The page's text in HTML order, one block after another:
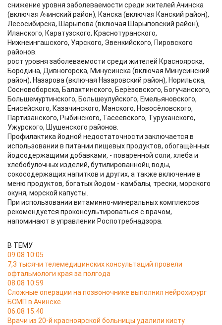
снижение уровня заболеваемости среди жителей Ачинска
(включая Ачинский район), Канска (включая Канский район),
Лесосибирска, Шарыпова (включая Шарыповский район),
Иланского, Каратузского, Краснотуранского,
Нижнеингашского, Уярского, Эвенкийского, Пировского
районов.
рост уровня заболеваемости среди жителей Красноярска,
Бородина, Дивногорска, Минусинска (включая Минусинский
район), Назарова (включая Назаровский район), Норильска,
Сосновоборска, Балахтинского, Берёзовского, Богучанского,
Большемуртинского, Большеулуйского, Емельяновского,
Енисейского, Казачинского, Манского, Новосёловского,
Партизанского, Рыбинского, Тасеевского, Туруханского,
Ужурского, Шушенского районов.
Профилактика йодной недостаточности заключается в
использовании в питании пищевых продуктов, обогащённых
йодсодержащими добавками, - поваренной соли, хлеба и
хлебобулочных изделий, бутилированнойц воды,
сокосодержащих напитков и других, а также включение в
меню продуктов, богатых йодом - камбалы, трески, морского
окуня, морской капусты.
При использовании витаминно-минеральных комплексов
рекомендуется проконсультироваться с врачом,
напоминают в управлении Роспотребнадзора.
В ТЕМУ
09.08 10:05
7,3 тысячи телемедицинских консультаций провели
офтальмологи края за полгода
08.08 10:59
Сложные операции на позвоночнике выполнил нейрохирург
БСМП в Ачинске
06.08 15:40
Врачи из 20-й красноярской больницы удалили кисту